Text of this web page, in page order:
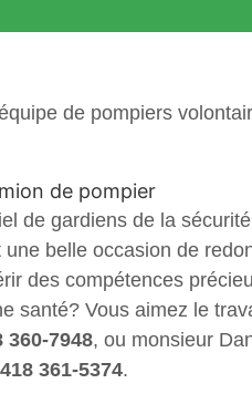
de pompiers
de gardiens de la
belle occasion de
des compétences
santé? Vous aimez le
360-7948, ou monsieur
418 361-5374.